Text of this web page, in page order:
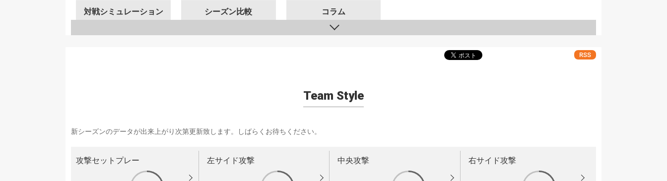
対戦シミュレーション シーズン比較 コラム
RSS
Team Style
新シーズンのデータが出来上がり次第更新致します。しばらくお待ちください。
攻撃セットプレー 左サイド攻撃 中央攻撃 右サイド攻撃